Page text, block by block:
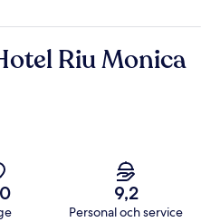
Riu Monica
9,2
Personal och service